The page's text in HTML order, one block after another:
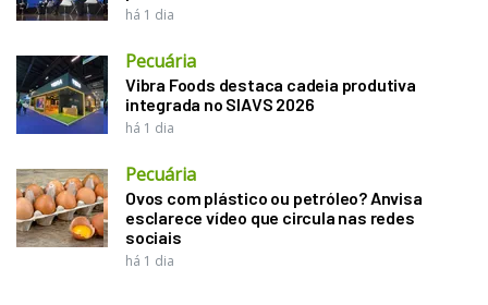
há 1 dia
Pecuária
Vibra Foods destaca cadeia produtiva
integrada no SIAVS 2026
há 1 dia
Pecuária
Ovos com plástico ou petróleo? Anvisa
esclarece vídeo que circula nas redes
sociais
há 1 dia